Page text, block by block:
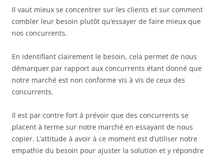
Il vaut mieux se concentrer sur les clients et sur comment
combler leur besoin plutôt qu’essayer de faire mieux que
nos concurrents.
En identifiant clairement le besoin, cela permet de nous
démarquer par rapport aux concurrents étant donné que
notre marché est non conforme vis à vis de ceux des
concurrents.
Il est par contre fort à prévoir que des concurrents se
placent à terme sur notre marché en essayant de nous
copier. L’attitude à avoir à ce moment est d’utiliser notre
empathie du besoin pour ajuster la solution et y répondre